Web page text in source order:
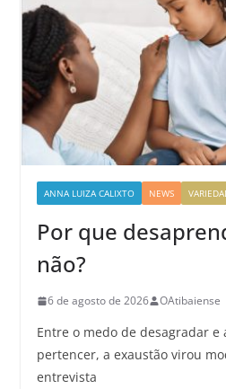
ANNA LUIZA CALIXTO NEWS
Por que
não?
6 de agosto de 2026 OAtibaiense
Entre o medo de desagradar e
pertencer, a exaustão virou
entrevista